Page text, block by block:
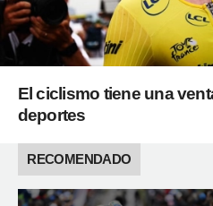
El ciclismo tiene una
deportes
RECOMENDADO